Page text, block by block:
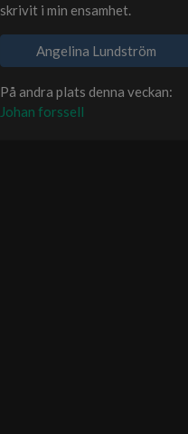
skrivit i min ensamhet.
Angelina Lundström
På andra plats denna veckan:
Johan forssell